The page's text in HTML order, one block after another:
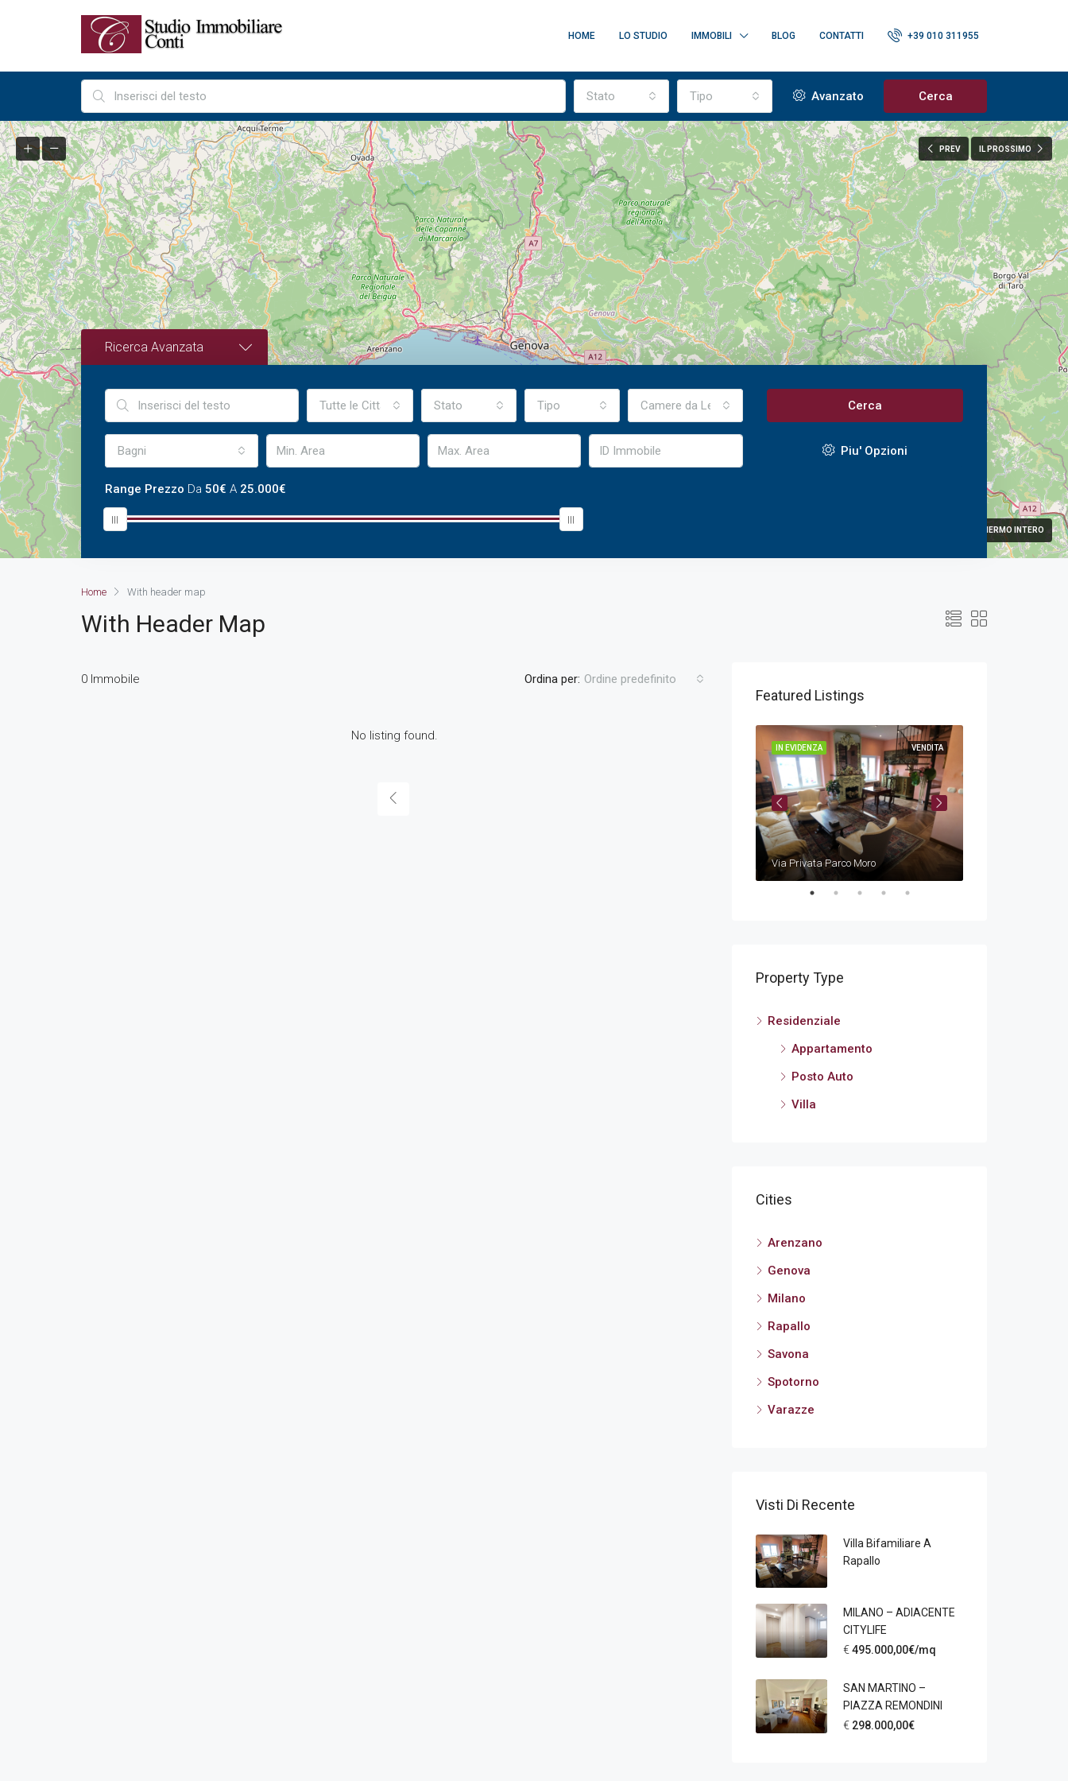
HOME LO STUDIO IMMOBILI BLOG CONTATTI +39 010 311955
Stato Tipo Avanzato Cerca
PREV IL PROSSIMO
A SCHERMO INTERO
Ricerca Avanzata
Tutte le Città Stato Tipo Camere da Letto
Bagni
Range Prezzo Da 50€ A 25.000€
Cerca
Piu' Opzioni
Home With header map
With Header Map
0 Immobile Ordina per: Ordine predefinito
No listing found.
Featured Listings
VENDITA
IN EVIDENZA
Via Privata Parco Moro
Property Type
Residenziale
Appartamento
Posto Auto
Villa
Cities
Arenzano
Genova
Milano
Rapallo
Savona
Spotorno
Varazze
Visti Di Recente
Villa Bifamiliare A
Rapallo
MILANO – ADIACENTE
CITYLIFE
€495.000,00€/mq
SAN MARTINO –
PIAZZA REMONDINI
€ 298.000,00€